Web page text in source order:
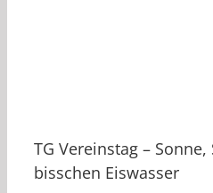
TG Vereinstag –
bisschen Eiswasser